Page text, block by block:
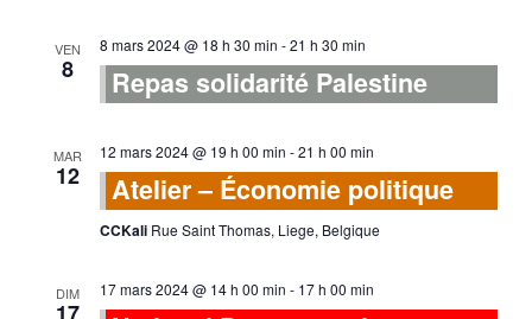
VEN
8
8 mars 2024 @ 18 h 30 min -21 h 30 min
Repas solidarité Palestine
MAR
12
12 mars 2024 @ 19 h 00 min -21 h 00 min
Atelier – Économie politique
CCKali Rue Saint Thomas, Liege, Belgique
DIM 17 mars 2024 @ 14 h 00 min - 17 h 00 min